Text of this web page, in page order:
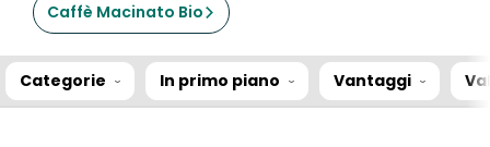
Caffè Macinato Bio
Categorie In primo piano Vantaggi